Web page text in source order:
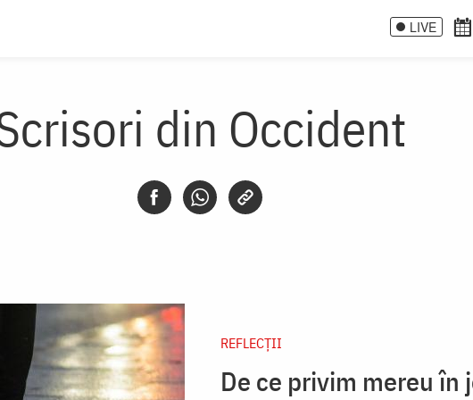
LIVE
din Occident
REFLECȚII
De ce privim mereu în